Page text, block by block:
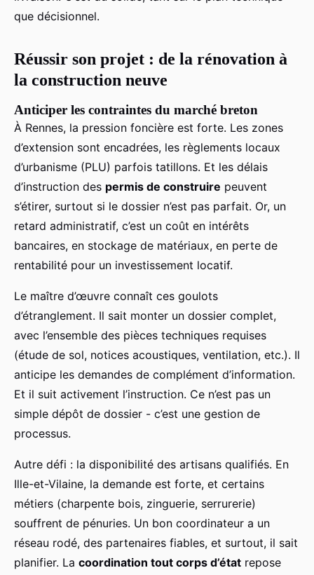
que décisionnel.
Réussir son projet : de la rénovation à
la construction neuve
Anticiper les contraintes du marché breton
À Rennes, la pression foncière est forte. Les zones
d’extension sont encadrées, les règlements locaux
d’urbanisme (PLU) parfois tatillons. Et les délais
d’instruction des permis de construire peuvent
s’étirer, surtout si le dossier n’est pas parfait. Or, un
retard administratif, c’est un coût en intérêts
bancaires, en stockage de matériaux, en perte de
rentabilité pour un investissement locatif.
Le maître d’œuvre connaît ces goulots
d’étranglement. Il sait monter un dossier complet,
avec l’ensemble des pièces techniques requises
(étude de sol, notices acoustiques, ventilation, etc.). Il
anticipe les demandes de complément d’information.
Et il suit activement l’instruction. Ce n’est pas un
simple dépôt de dossier - c’est une gestion de
processus.
Autre défi : la disponibilité des artisans qualifiés. En
Ille-et-Vilaine, la demande est forte, et certains
métiers (charpente bois, zinguerie, serrurerie)
souffrent de pénuries. Un bon coordinateur a un
réseau rodé, des partenaires fiables, et surtout, il sait
planifier. La coordination tout corps d’état repose